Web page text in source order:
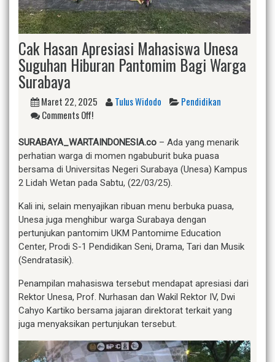
Cak Hasan Apresiasi Mahasiswa Unesa
Suguhan Hiburan Pantomim Bagi Warga
Surabaya
Maret 22, 2025 Tulus Widodo
Pendidikan
Comments Off!
SURABAYA_WARTAINDONESIA.co – Ada yang menarik
perhatian warga di momen ngabuburit buka puasa
bersama di Universitas Negeri Surabaya (Unesa) Kampus
2 Lidah Wetan pada Sabtu, (22/03/25).
Kali ini, selain menyajikan ribuan menu berbuka puasa,
Unesa juga menghibur warga Surabaya dengan
pertunjukan pantomim UKM Pantomime Education
Center, Prodi S-1 Pendidikan Seni, Drama, Tari dan Musik
(Sendratasik).
Penampilan mahasiswa tersebut mendapat apresiasi dari
Rektor Unesa, Prof. Nurhasan dan Wakil Rektor IV, Dwi
Cahyo Kartiko bersama jajaran direktorat terkait yang
juga menyaksikan pertunjukan tersebut.